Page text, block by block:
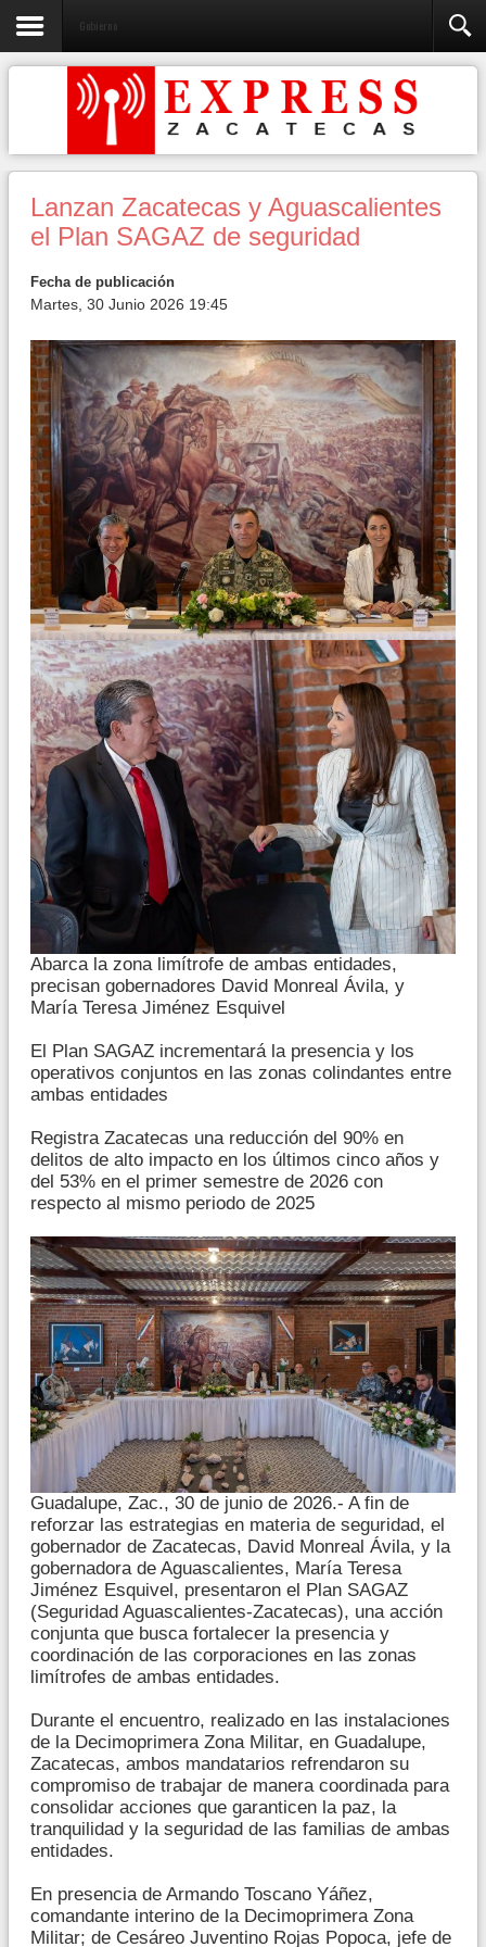
Gobierno
Lanzan Zacatecas y Aguascalientes
el Plan SAGAZ de seguridad
Fecha de publicación
Martes, 30 Junio 2026 19:45
Abarca la zona limítrofe de ambas entidades,
precisan gobernadores David Monreal Ávila, y
María Teresa Jiménez Esquivel
El Plan SAGAZ incrementará la presencia y los
operativos conjuntos en las zonas colindantes entre
ambas entidades
Registra Zacatecas una reducción del 90% en
delitos de alto impacto en los últimos cinco años y
del 53% en el primer semestre de 2026 con
respecto al mismo periodo de 2025
Guadalupe, Zac., 30 de junio de 2026.- A fin de
reforzar las estrategias en materia de seguridad, el
gobernador de Zacatecas, David Monreal Ávila, y la
gobernadora de Aguascalientes, María Teresa
Jiménez Esquivel, presentaron el Plan SAGAZ
(Seguridad Aguascalientes-Zacatecas), una acción
conjunta que busca fortalecer la presencia y
coordinación de las corporaciones en las zonas
limítrofes de ambas entidades.
Durante el encuentro, realizado en las instalaciones
de la Decimoprimera Zona Militar, en Guadalupe,
Zacatecas, ambos mandatarios refrendaron su
compromiso de trabajar de manera coordinada para
consolidar acciones que garanticen la paz, la
tranquilidad y la seguridad de las familias de ambas
entidades.
En presencia de Armando Toscano Yáñez,
comandante interino de la Decimoprimera Zona
Militar; de Cesáreo Juventino Rojas Popoca, jefe de